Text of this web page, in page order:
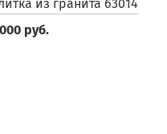
из гранита 63014
руб.